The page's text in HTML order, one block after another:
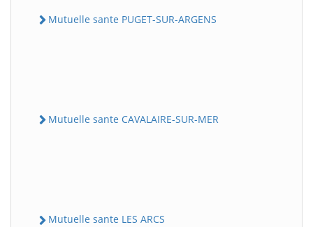
Mutuelle sante PUGET-SUR-ARGENS
Mutuelle sante CAVALAIRE-SUR-MER
Mutuelle sante LES ARCS